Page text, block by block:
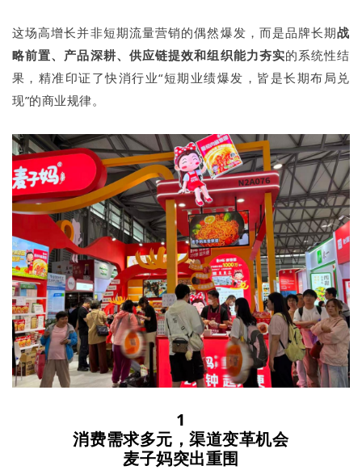
这场高增长并非短期流量营销的偶然爆发，而是品牌长期战
略前置、产品深耕、供应链提效和组织能力夯实的系统性结
果，精准印证了快消行业“短期业绩爆发，皆是长期布局兑
现”的商业规律。
1
消费需求多元，渠道变革机会
麦子妈突出重围